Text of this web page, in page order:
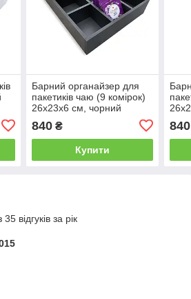
Барний органайзер для
пакетиків чаю (9 комірок)
26х23х6 см, чорний
840₴
Купити
840
відгуків за рік